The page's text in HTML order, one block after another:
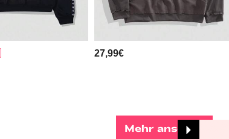
27,99€
Mehr ansehen